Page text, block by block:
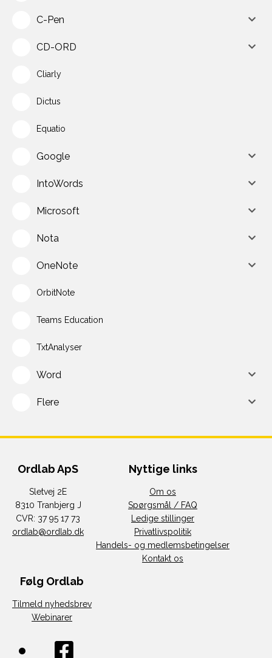
C-Pen
CD-ORD
Cliarly
Dictus
Equatio
Google
IntoWords
Microsoft
Nota
OneNote
OrbitNote
Teams Education
TxtAnalyser
Word
Flere
Ordlab ApS
Sletvej 2E
8310 Tranbjerg J
CVR: 37 95 17 73
ordlab@ordlab.dk
Nyttige links
Om os
Spørgsmål / FAQ
Ledige stillinger
Privatlivspolitik
Handels- og medlemsbetingelser
Kontakt os
Følg Ordlab
Tilmeld nyhedsbrev
Webinarer